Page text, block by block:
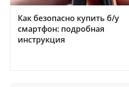
Как безопасно купить б/у
смартфон: подробная
инструкция